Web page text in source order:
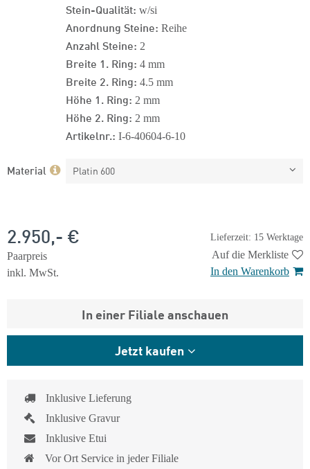
Stein-Qualität: w/si
Anordnung Steine: Reihe
Anzahl Steine: 2
Breite 1. Ring: 4 mm
Breite 2. Ring: 4.5 mm
Höhe 1. Ring: 2 mm
Höhe 2. Ring: 2 mm
Artikelnr.: I-6-40604-6-10
Material Platin 600
Lieferzeit: 15 Werktage
2.950,- €
Paarpreis
inkl. MwSt.
Auf die Merkliste
In den Warenkorb
In einer Filiale anschauen
Jetzt kaufen
Inklusive Lieferung
Inklusive Gravur
Inklusive Etui
Vor Ort Service in jeder Filiale